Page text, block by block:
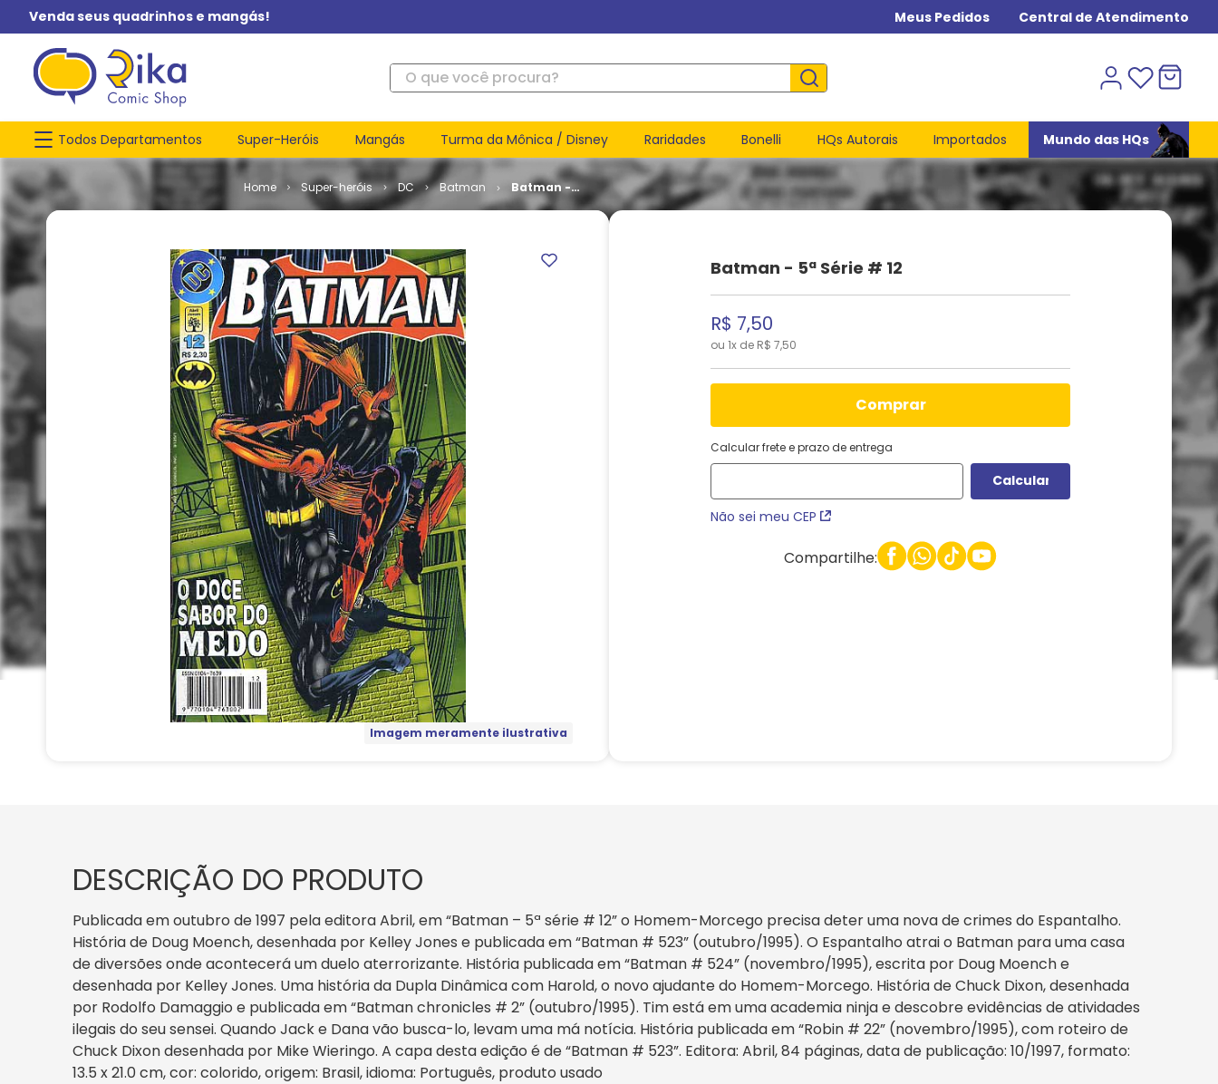
Venda seus quadrinhos e mangás! Meus Pedidos Central de Atendimento
O que você procura?
Todos Departamentos Super-Heróis Mangás Turma da Mônica / Disney Raridades Bonelli HQs Autorais Importados Mundo das HQs
Super-heróis DC Batman
Batman -
5ª Série #
Imagem meramente ilustrativa
Batman - 5ª Série # 12
R$ 7,50
ou 1x de R$ 7,50
comprar
Calcular frete e prazo de entrega
Não sei meu CEP
Compartilhe:
DESCRIÇÃO DO PRODUTO
Publicada em outubro de 1997 pela editora Abril, em “Batman – 5ª série # 12” o Homem-Morcego precisa deter uma nova de crimes do Espantalho.
História de Doug Moench, desenhada por Kelley Jones e publicada em “Batman # 523” (outubro/1995). O Espantalho atrai o Batman para uma casa
de diversões onde acontecerá um duelo aterrorizante. História publicada em “Batman # 524” (novembro/1995), escrita por Doug Moench e
desenhada por Kelley Jones. Uma história da Dupla Dinâmica com Harold, o novo ajudante do Homem-Morcego. História de Chuck Dixon, desenhada
por Rodolfo Damaggio e publicada em “Batman chronicles # 2” (outubro/1995). Tim está em uma academia ninja e descobre evidências de atividades
ilegais do seu sensei. Quando Jack e Dana vão busca-lo, levam uma má notícia. História publicada em “Robin # 22” (novembro/1995), com roteiro de
Chuck Dixon desenhada por Mike Wieringo. A capa desta edição é de “Batman # 523”. Editora: Abril, 84 páginas, data de publicação: 10/1997, formato:
13.5 x 21.0 cm, cor: colorido, origem: Brasil, idioma: Português, produto usado